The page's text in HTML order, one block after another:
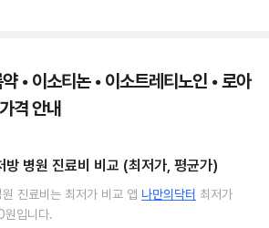
• 이소티논 • 이소트레티노인 • 로아
격 안내
방 병원 진료비 비교 (최저가, 평균가)
진료비는 최저가 비교 앱 나만의닥터 최저가
입니다.